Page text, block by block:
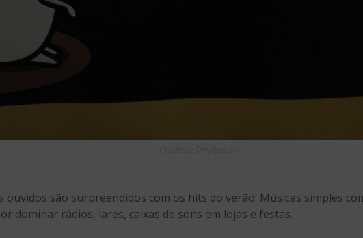
ouvidos são surpreendidos com os hits do verão. Músicas simples
dominar rádios, lares, caixas de sons em lojas e festas.